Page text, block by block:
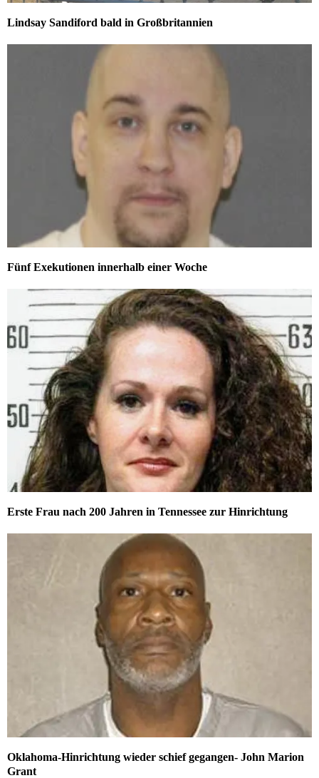
Lindsay Sandiford bald in Großbritannien
Fünf Exekutionen innerhalb einer Woche
Erste Frau nach 200 Jahren in Tennessee zur Hinrichtung
Oklahoma-Hinrichtung wieder schief gegangen- John Marion
Grant